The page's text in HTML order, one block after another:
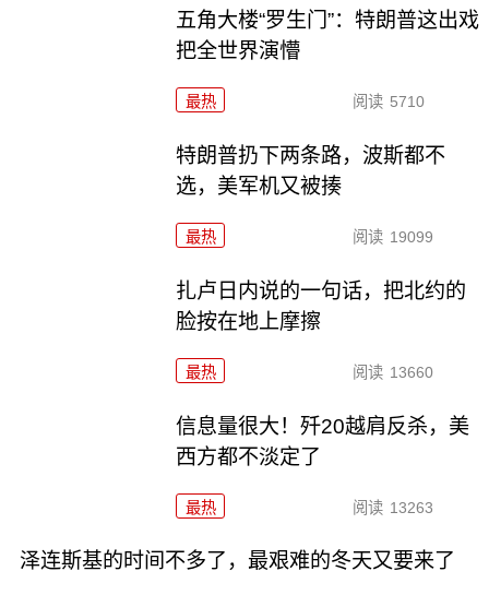
五角大楼“罗生门”：特朗普这出戏
把全世界演懵
最热 阅读 5710
特朗普扔下两条路，波斯都不
选，美军机又被揍
最热 阅读 19099
扎卢日内说的一句话，把北约的
脸按在地上摩擦
最热 阅读 13660
信息量很大！歼20越肩反杀，美
西方都不淡定了
最热 阅读 13263
泽连斯基的时间不多了，最艰难的冬天又要来了